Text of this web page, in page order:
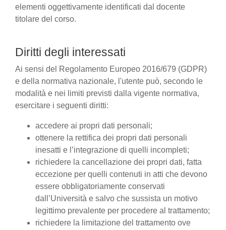
elementi oggettivamente identificati dal docente
titolare del corso.
Diritti degli interessati
Ai sensi del Regolamento Europeo 2016/679 (GDPR)
e della normativa nazionale, l'utente può, secondo le
modalità e nei limiti previsti dalla vigente normativa,
esercitare i seguenti diritti:
accedere ai propri dati personali;
ottenere la rettifica dei propri dati personali
inesatti e l’integrazione di quelli incompleti;
richiedere la cancellazione dei propri dati, fatta
eccezione per quelli contenuti in atti che devono
essere obbligatoriamente conservati
dall’Università e salvo che sussista un motivo
legittimo prevalente per procedere al trattamento;
richiedere la limitazione del trattamento ove